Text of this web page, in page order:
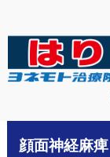
顔面神経麻